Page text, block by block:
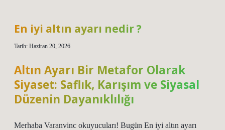
En iyi altın ayarı nedir ?
Tarih: Haziran 20, 2026
Altın Ayarı Bir Metafor Olarak
Siyaset: Saflık, Karışım ve Siyasal
Düzenin Dayanıklılığı
Merhaba Varanvinc okuyucuları! Bugün En iyi altın ayarı